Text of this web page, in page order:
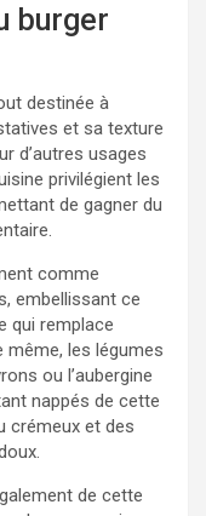
burger
destinée à
et sa texture
d’autres usages
privilégient les
de gagner du
comme
embellissant ce
qui remplace
même, les légumes
ou l’aubergine
nappés de cette
crémeux et des
de cette